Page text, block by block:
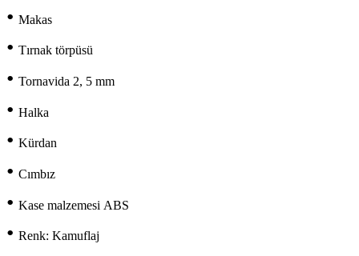
• Makas
• Tırnak törpüsü
• Tornavida 2, 5 mm
• Halka
• Kürdan
• Cımbız
• Kase malzemesi ABS
• Renk: Kamuflaj